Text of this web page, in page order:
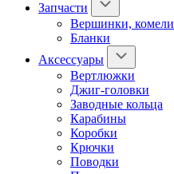
Запчасти
Вершинки, комели
Бланки
Аксессуары
Вертлюжки
Джиг-головки
Заводные кольца
Карабины
Коробки
Крючки
Поводки